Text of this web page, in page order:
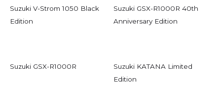
Suzuki V-Strom 1050 Black
Edition
Suzuki GSX-R1000R 40th
Anniversary Edition
Suzuki GSX-R1000R
Suzuki KATANA Limited
Edition